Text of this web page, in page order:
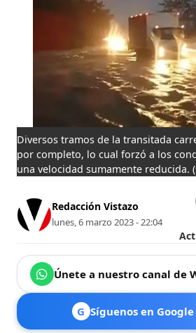
Diversos tramos de la transitada
por completo, lo cual forzó a los
una velocidad sumamente reducida.
Redacción Vistazo
lunes, 6 marzo 2023 - 22:04
Únete a nuestro canal de
G Síguenos en